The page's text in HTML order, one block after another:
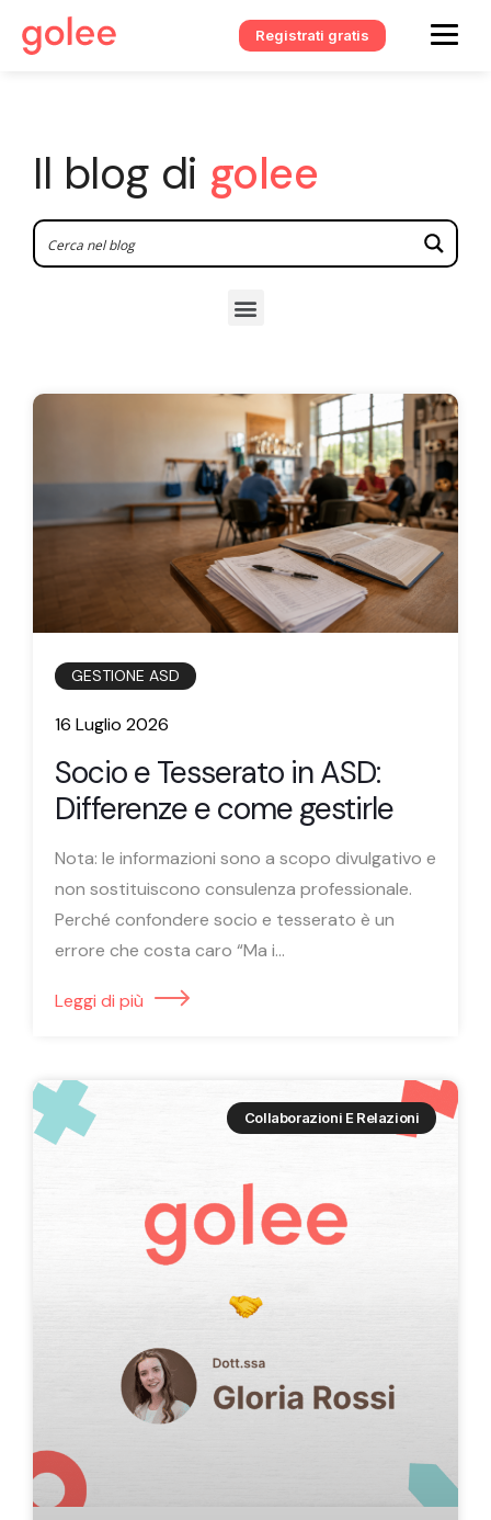
Registrati gratis
Il blog di golee
GESTIONE ASD
16 Luglio 2026
Socio e Tesserato in ASD:
Differenze e come gestirle
Nota: le informazioni sono a scopo divulgativo e
non sostituiscono consulenza professionale.
Perché confondere socio e tesserato è un
errore che costa caro “Ma i...
Leggi di più
Collaborazioni E Relazioni